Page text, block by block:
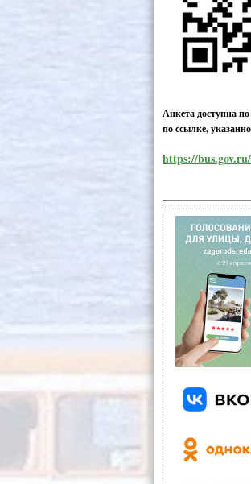
Анкета доступна
по ссылке,
https://